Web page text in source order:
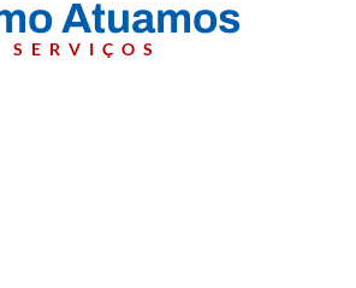
Atuamos
SERVIÇOS